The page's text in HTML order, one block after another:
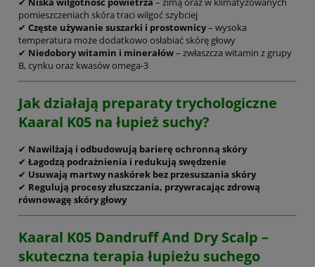
pomieszczeniach skóra traci wilgoć szybciej
✔ Częste używanie suszarki i prostownicy– wysoka
temperatura może dodatkowo osłabiać skórę głowy
✔ Niedobory witamin i minerałów– zwłaszcza witamin z grupy
B, cynku oraz kwasów omega-3
Jak działają preparaty trychologiczne
Kaaral K05 na łupież suchy?
✔ Nawilżają i odbudowują barierę ochronną skóry
✔ Łagodzą podrażnienia i redukują swędzenie
✔ Usuwają martwy naskórek bez przesuszania skóry
✔ Regulują procesy złuszczania, przywracając zdrową
równowagę skóry głowy
Kaaral K05 Dandruff And Dry Scalp –
skuteczna terapia łupieżu suchego